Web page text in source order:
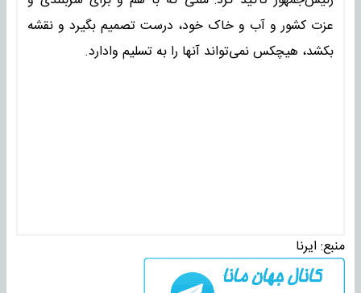
عزت کشور و آب و خاک خود، درست تصمیم بگیرد و نقشه
بکشد، هیچکس نمی‌تواند آنها را به تسلیم وادارد.
منبع: ایرنا